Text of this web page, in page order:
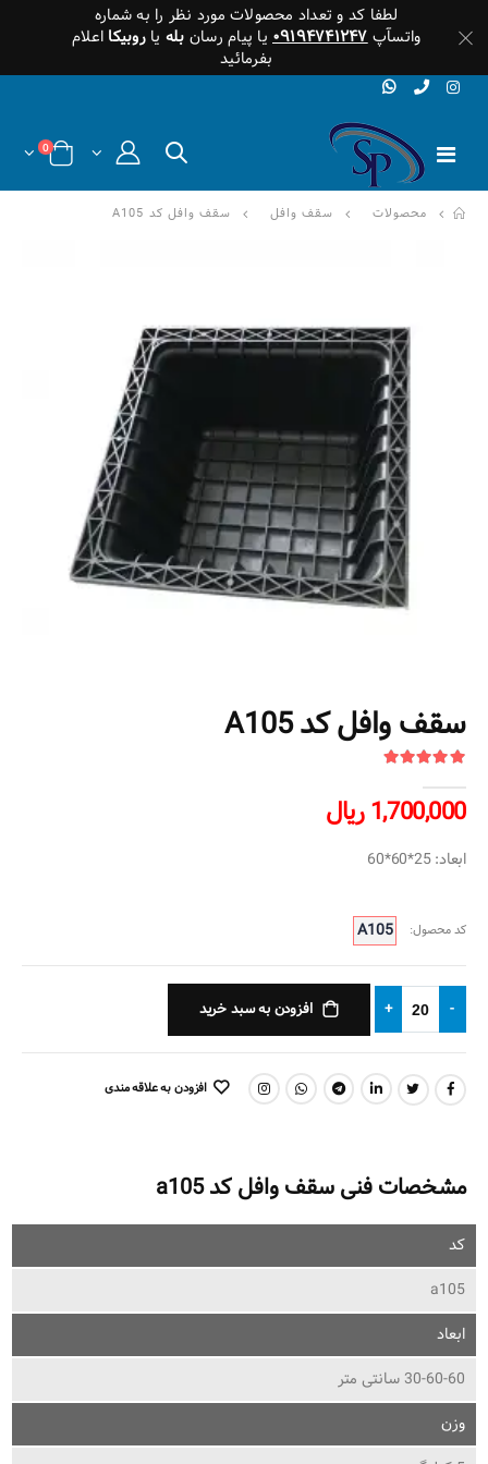
لطفا کد و تعداد محصولات مورد نظر را به شماره
واتسآپ۰۹۱۹۴۷۴۱۲۴۷ یا پیام رسان بله یاروبیکا اعلام
بفرمائید
0
محصولات سقف وافل سقف وافل کد A105
سقف وافل کد A105
1,700,000 ریال
ابعاد: 25*60*60
کد محصول: A105
-
+ افزودن به سبد خرید
اشتراک گذاری: افزودن به علاقه مندی
مشخصات فنی سقف وافل کد a105
کد
a105
ابعاد
30-60-60 سانتی متر
وزن